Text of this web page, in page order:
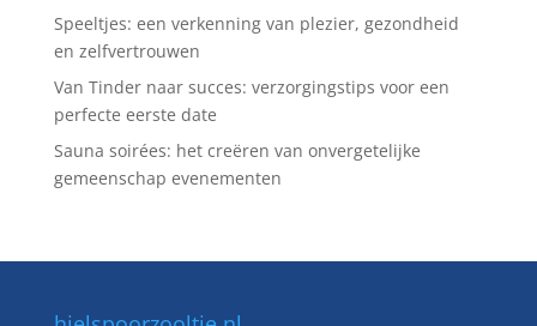
Speeltjes: een verkenning van plezier, gezondheid
en zelfvertrouwen
Van Tinder naar succes: verzorgingstips voor een
perfecte eerste date
Sauna soirées: het creëren van onvergetelijke
gemeenschap evenementen